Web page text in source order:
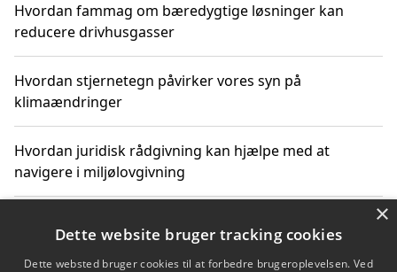
Hvordan fammag om bæredygtige løsninger kan
reducere drivhusgasser
Hvordan stjernetegn påvirker vores syn på
klimaændringer
Hvordan juridisk rådgivning kan hjælpe med at
navigere i miljølovgivning
Hvordan spil og underholdning online kan inspirere til
bæredygtige valg
×
Dette website bruger tracking cookies
Dette websted bruger cookies til at forbedre brugeroplevelsen. Ved